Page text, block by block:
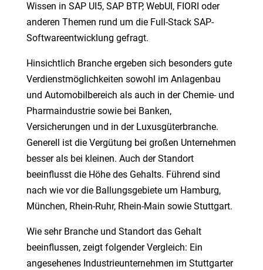
Wissen in SAP UI5, SAP BTP, WebUI, FIORI oder
anderen Themen rund um die Full-Stack SAP-
Softwareentwicklung gefragt.
Hinsichtlich Branche ergeben sich besonders gute
Verdienstmöglichkeiten sowohl im Anlagenbau
und Automobilbereich als auch in der Chemie- und
Pharmaindustrie sowie bei Banken,
Versicherungen und in der Luxusgüterbranche.
Generell ist die Vergütung bei großen Unternehmen
besser als bei kleinen. Auch der Standort
beeinflusst die Höhe des Gehalts. Führend sind
nach wie vor die Ballungsgebiete um Hamburg,
München, Rhein-Ruhr, Rhein-Main sowie Stuttgart.
Wie sehr Branche und Standort das Gehalt
beeinflussen, zeigt folgender Vergleich: Ein
angesehenes Industrieunternehmen im Stuttgarter